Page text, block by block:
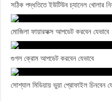
সঠিক পদ্ধতিতে ইউটিউব চ্যানেল খোলার
মোজিলা ফায়ারফক্স আপডেট করবেন যেভাবে
গুগল ক্রোম আপডেট করবেন যেভাবে
সোশ্যাল মিডিয়ায় ভুয়া প্রোফাইল চিনবেন